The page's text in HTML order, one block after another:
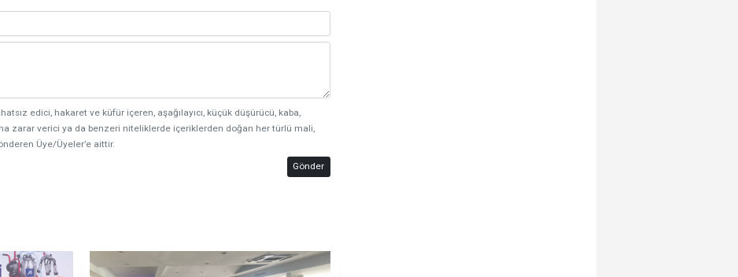
edici, hakaret ve küfür içeren, aşağılayıcı, küçük düşürücü, kaba,
zarar verici ya da benzeri niteliklerde içeriklerden doğan her türlü mali,
Üye/Üyeler’e aittir.
Gönder